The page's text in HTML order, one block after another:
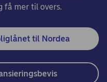
få mer til overs.
til Nordea